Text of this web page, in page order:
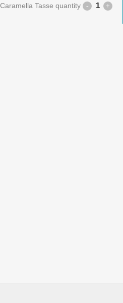
Caramella Tasse quantity